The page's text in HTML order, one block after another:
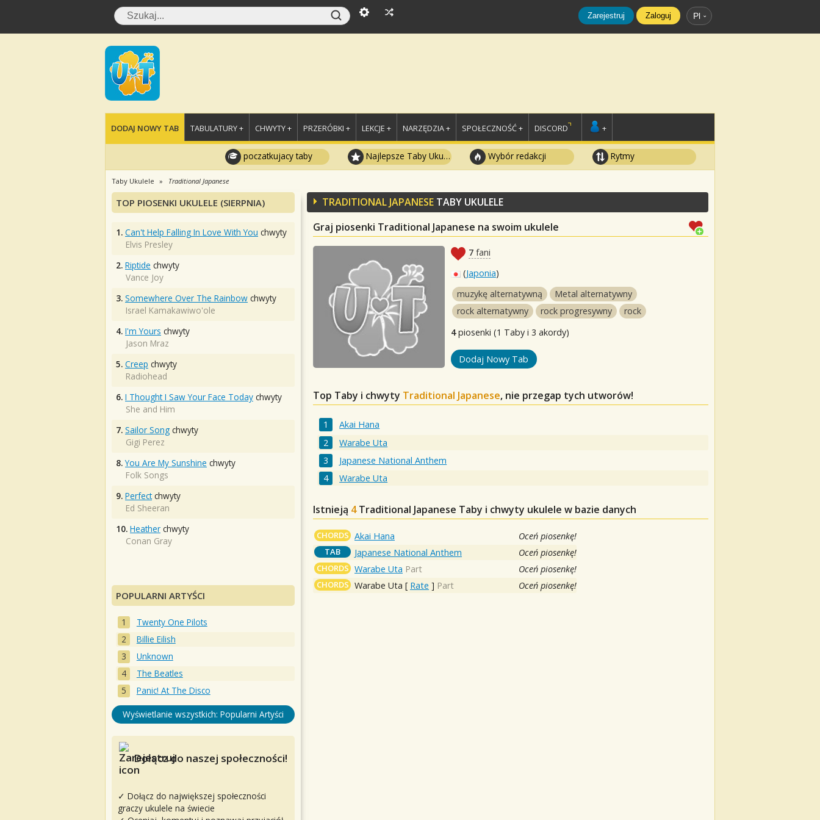
Zarejestruj Zaloguj Pl
DODAJ NOWY TAB TABULATURY + CHWYTY + PRZERÓBKI + LEKCJE + NARZĘDZIA + SPOŁECZNOŚĆ + DISCORD +
poczatkujacy taby Najlepsze Taby Ukulele Wybór redakcji Rytmy
Taby Ukulele Traditional Japanese
TRADITIONAL JAPANESE TABY UKULELE
Graj piosenki Traditional Japanese na swoim ukulele
7 fani
(Japonia)
muzykę alternatywną
Metal alternatywny
rock alternatywny
rock progresywny
rock
4piosenki (1 Taby i 3 akordy)
Dodaj Nowy Tab
Top Taby i chwyty Traditional Japanese, nie przegap tych utworów!
Akai Hana
Warabe Uta
Japanese National Anthem
Warabe Uta
Istnieją 4 Traditional Japanese Taby i chwyty ukulele w bazie danych
CHORDS Akai Hana Oceń piosenkę!
TAB Japanese National Anthem Oceń piosenkę!
CHORDS Warabe Uta Part Oceń piosenkę!
CHORDS Warabe Uta [ Rate ] Part Oceń piosenkę!
TOP PIOSENKI UKULELE (SIERPNIA)
1. Can't Help Falling In Love With You chwyty
Elvis Presley
2. Riptide chwyty
Vance Joy
3. Somewhere Over The Rainbow chwyty
Israel Kamakawiwo'ole
4. I'm Yours chwyty
Jason Mraz
5. Creep chwyty
Radiohead
6. I Thought I Saw Your Face Today chwyty
She and Him
7. Sailor Song chwyty
Gigi Perez
8. You Are My Sunshine chwyty
Folk Songs
9. Perfectchwyty
Ed Sheeran
10. Heather chwyty
Conan Gray
POPULARNI ARTYŚCI
Twenty One Pilots
Billie Eilish
Unknown
The Beatles
Panic! At The Disco
Wyświetlanie wszystkich: Popularni Artyści
Dołącz do naszej społeczności!
✓ Dołącz do największej społeczności
graczy ukulele na świecie